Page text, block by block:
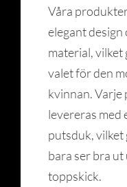
Våra
elegant
material, vilket
valet för den
kvinnan. Varje
levereras med
putsduk, vilket
bara ser bra ut
toppskick.